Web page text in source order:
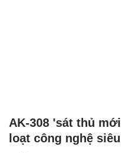
AK-308 'sát thủ
loạt công nghệ